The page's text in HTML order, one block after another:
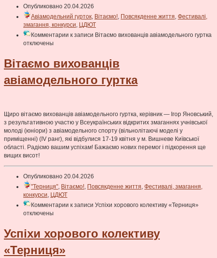
Опубликовано 20.04.2026
Авіамодельний гурток, Вітаємо!, Повсякденне життя, Фестивалі,
змагання, конкурси, ЦДЮТ
Комментарии к записи Вітаємо вихованців авіамодельного гуртка
отключены
Вітаємо вихованців
авіамодельного гуртка
Щиро вітаємо вихованців авіамодельного гуртка, керівник — Ігор Яновський,
з результативною участю у Всеукраїнських відкритих змаганнях учнівської
молоді (юніори) з авіамодельного спорту (вільнолітаючі моделі у
приміщенні) (ІV ранг), які відбулися 17-19 квітня у м. Вишневе Київської
області. Радіємо вашим успіхам! Бажаємо нових перемог і підкорення ще
вищих висот!
Опубликовано 20.04.2026
"Терниця", Вітаємо!, Повсякденне життя, Фестивалі, змагання,
конкурси, ЦДЮТ
Комментарии к записи Успіхи хорового колективу «Терниця»
отключены
Успіхи хорового колективу
«Терниця»